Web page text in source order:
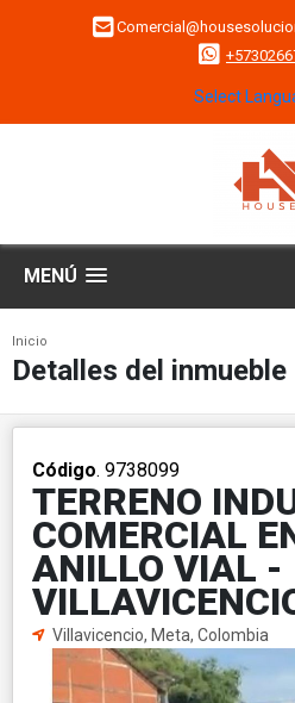
Select
MENÚ
Inicio
Detalles del inmueble
Código. 9738099
TERRENO
COMERCIAL
ANILLO VIAL -
Villavicencio, Meta, Colombia